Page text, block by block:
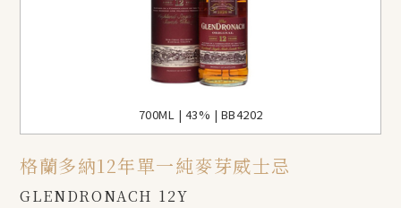
700ML | 43% | BB4202
格蘭多納12年單一純麥芽威士忌
GLENDRONACH 12Y